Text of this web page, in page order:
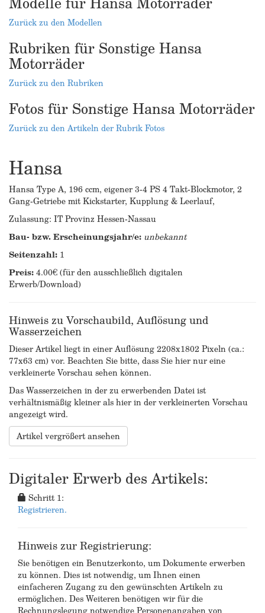
Zurück zu den Modellen
Rubriken für Sonstige Hansa
Motorräder
Zurück zu den Rubriken
Fotos für Sonstige Hansa Motorräder
Zurück zu den Artikeln der Rubrik Fotos
Hansa
Hansa Type A, 196 ccm, eigener 3-4 PS 4 Takt-Blockmotor, 2
Gang-Getriebe mit Kickstarter, Kupplung & Leerlauf,
Zulassung: IT Provinz Hessen-Nassau
Bau- bzw. Erscheinungsjahr/e: unbekannt
Seitenzahl: 1
Preis:4.00€ (für den ausschließlich digitalen
Erwerb/Download)
Hinweis zu Vorschaubild, Auflösung und
Wasserzeichen
Dieser Artikel liegt in einer Auflösung 2208x1802 Pixeln (ca.:
77x63 cm) vor. Beachten Sie bitte, dass Sie hier nur eine
verkleinerte Vorschau sehen können.
Das Wasserzeichen in der zu erwerbenden Datei ist
verhältnismäßig kleiner als hier in der verkleinerten Vorschau
angezeigt wird.
Artikel vergrößert ansehen
Digitaler Erwerb des Artikels:
Schritt 1:
Registrieren.
Hinweis zur Registrierung:
Sie benötigen ein Benutzerkonto, um Dokumente erwerben
zu können. Dies ist notwendig, um Ihnen einen
einfacheren Zugang zu den gewünschten Artikeln zu
ermöglichen. Des Weiteren benötigen wir für die
Rechnungslegung notwendige Personenangaben von